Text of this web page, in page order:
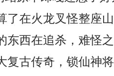
了在火龙叉怪整座
东西在追杀，难怪
复古传奇，锁仙神